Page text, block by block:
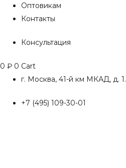
Оптовикам
Контакты
Консультация
0 ₽ 0 Cart
г. Москва, 41-й км МКАД, д. 1.
+7 (495) 109-30-01